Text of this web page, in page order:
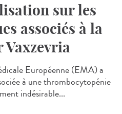
sur les
associés à la
Européenne (EMA) a
à une thrombocytopénie
indésirable...